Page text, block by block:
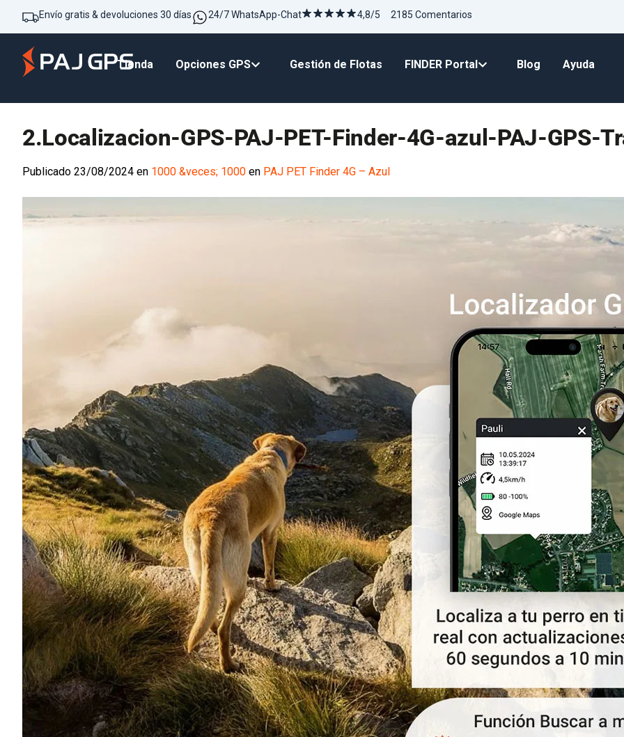
Envío gratis & devoluciones 30 días 24/7 WhatsApp-Chat 4,8/5 2185 Comentarios
Tienda Opciones GPS Gestión de Flotas FINDER Portal Blog Ayuda
2.Localizacion-GPS-PAJ-PET-Finder-4G-azul-PAJ-GPS-
Publicado 23/08/2024 en 1000 &veces; 1000 en PAJ PET Finder 4G – Azul